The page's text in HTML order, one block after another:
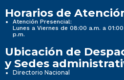
Horarios de
Atención Presencial:
Lunes a Viernes de 08:00 a.m. a
p.m.
Ubicación de
y Sedes
Directorio Nacional